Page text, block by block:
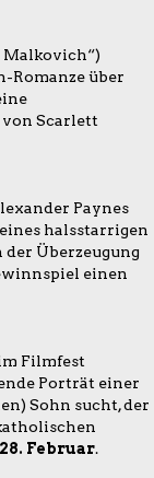
Malkovich“)
Romanze über
Scarlett
Paynes
halsstarrigen
Überzeugung
einen
Filmfest
Porträt einer
Sohn sucht, der
Februar.